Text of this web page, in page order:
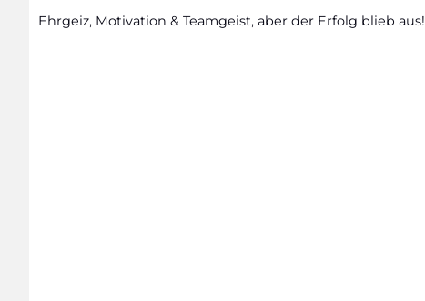
Ehr­geiz, Moti­va­ti­on & Team­geist, aber der Erfolg blieb aus!